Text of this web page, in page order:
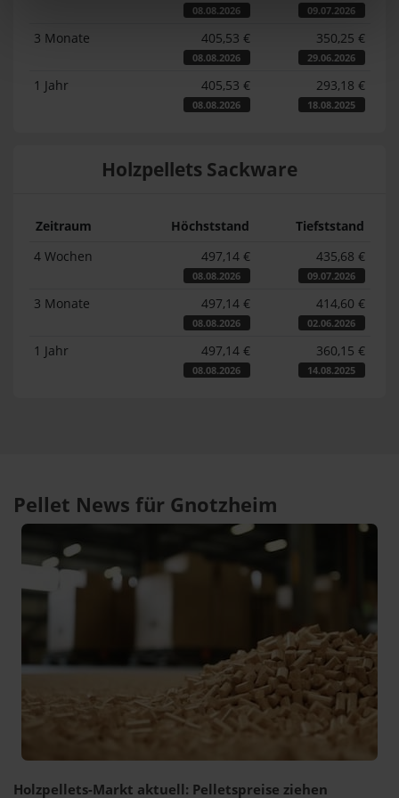
08.08.2026 09.07.2026
3 Monate 405,53 €
08.08.2026
350,25 €
29.06.2026
1 Jahr 405,53 €
08.08.2026
293,18 €
18.08.2025
Holzpellets Sackware
Zeitraum Höchststand
Tiefststand
4 Wochen
497,14 €
08.08.2026
435,68 €
09.07.2026
3 Monate 497,14 €
08.08.2026
414,60 €
02.06.2026
1 Jahr 497,14 €
08.08.2026
360,15 €
14.08.2025
Pellet News für Gnotzheim
Holzpellets-Markt aktuell: Pelletspreise ziehen